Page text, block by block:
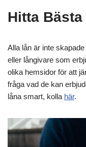
Hitta Bästa
Alla lån är inte
eller långivare som
olika hemsidor för att
fråga vad de kan
låna smart, kolla här.